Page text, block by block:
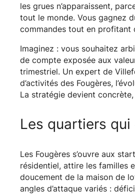
les grues n’apparaissent,
tout le monde. Vous gagnez
commandes tout en profitant
Imaginez : vous souhaitez
de compte exposée aux
trimestriel. Un expert de
d’activités des Fougères,
La stratégie devient
Les quartiers
Les Fougères s’ouvre aux
résidentiel, attire les familles
doucement de la maison de
angles d’attaque variés :